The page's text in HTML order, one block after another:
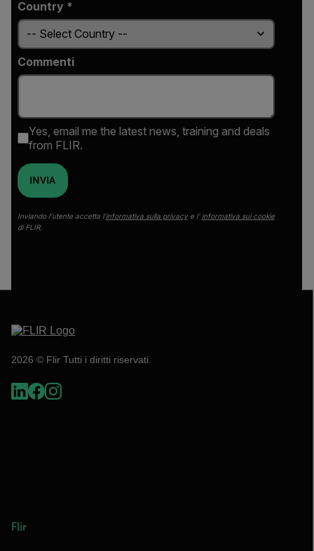
Country *
Commenti
Yes, email me the latest news, training and deals
from FLIR.
INVIA
Inviando l’utente accetta l’informativa sulla privacye l’ informativa sui cookie
di FLIR.
2026 © Flir Tutti i diritti riservati.
Flir